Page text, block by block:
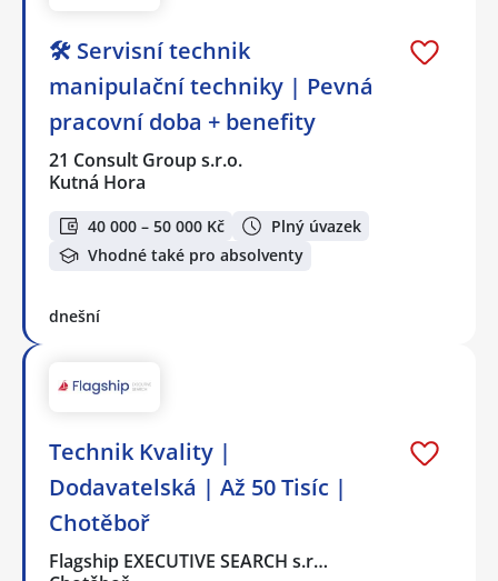
🛠️ Servisní technik
manipulační techniky | Pevná
pracovní doba + benefity
21 Consult Group s.r.o.
Kutná Hora
40 000 – 50 000 Kč
Plný úvazek
Vhodné také pro absolventy
dnešní
Technik Kvality |
Dodavatelská | Až 50 Tisíc |
Chotěboř
Flagship EXECUTIVE SEARCH s.r…